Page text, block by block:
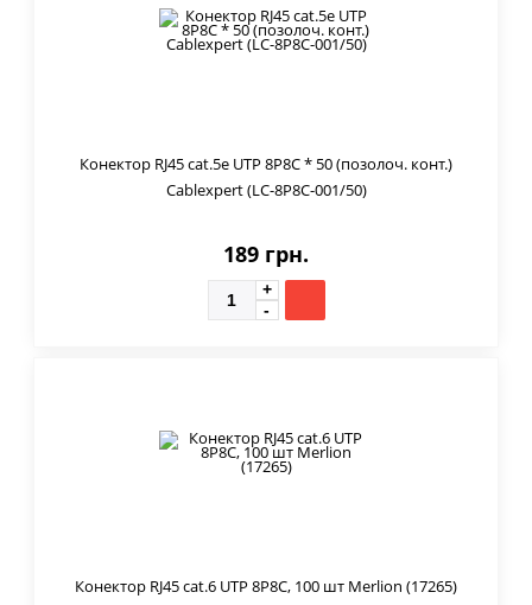
Конектор RJ45 cat.5e UTP 8P8C * 50 (позолоч. конт.)
Cablexpert (LC-8P8C-001/50)
189 грн.
Конектор RJ45 cat.6 UTP 8P8C, 100 шт Merlion (17265)